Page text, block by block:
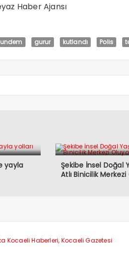
Haber Ajansı
gurur kutlandı Polis
yayla
Şekibe İnsel Doğal
Atlı Binicilik